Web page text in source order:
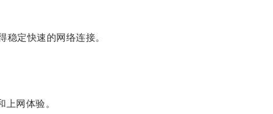
定快速的网络连接。
网体验。